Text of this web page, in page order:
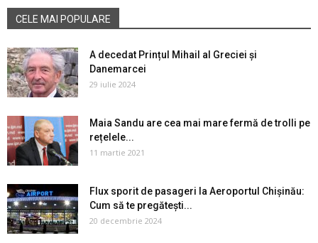
CELE MAI POPULARE
A decedat Prințul Mihail al Greciei și
Danemarcei
29 iulie 2024
Maia Sandu are cea mai mare fermă de trolli pe
rețelele...
11 martie 2021
Flux sporit de pasageri la Aeroportul Chișinău:
Cum să te pregătești...
20 decembrie 2024